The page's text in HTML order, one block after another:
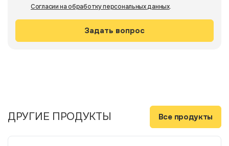
Согласии на обработку персональных данных.
ДРУГИЕ ПРОДУКТЫ Все продукты